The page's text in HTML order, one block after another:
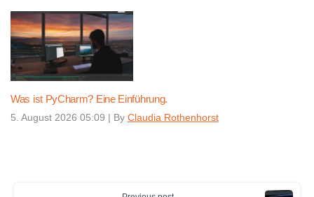
Was ist PyCharm? Eine Einführung.
5. August 2026 05:09 | By Claudia Rothenhorst